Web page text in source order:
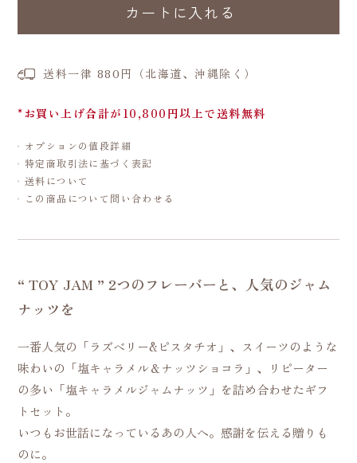
カートに入れる
送料一律 880円（北海道、沖縄除く）
*お買い上げ合計が10,800円以上で送料無料
オプションの値段詳細
特定商取引法に基づく表記
送料について
この商品について問い合わせる
“ TOY JAM ” 2つのフレーバーと、人気のジャム
ナッツを
一番人気の「ラズベリー&ピスタチオ」、スイーツのような
味わいの「塩キャラメル＆ナッツショコラ」、リピーター
の多い「塩キャラメルジャムナッツ」を詰め合わせたギフ
トセット。
いつもお世話になっているあの人へ。感謝を伝える贈りも
のに。